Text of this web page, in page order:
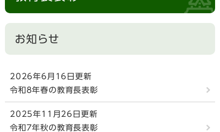
お知らせ
2026年6月16日更新
令和8年春の教育長表彰
2025年11月26日更新
令和7年秋の教育長表彰